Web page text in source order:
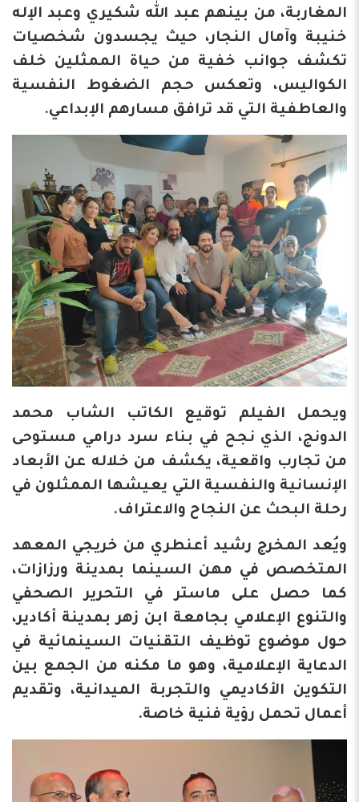
المغاربة، من بينهم عبد الله شكيري وعبد الإله
خنيبة وآمال النجار، حيث يجسدون شخصيات
تكشف جوانب خفية من حياة الممثلين خلف
الكواليس، وتعكس حجم الضغوط النفسية
والعاطفية التي قد ترافق مسارهم الإبداعي.
ويحمل الفيلم توقيع الكاتب الشاب محمد
الدونج، الذي نجح في بناء سرد درامي مستوحى
من تجارب واقعية، يكشف من خلاله عن الأبعاد
الإنسانية والنفسية التي يعيشها الممثلون في
رحلة البحث عن النجاح والاعتراف.
ويُعد المخرج رشيد أعنطري من خريجي المعهد
المتخصص في مهن السينما بمدينة ورزازات،
كما حصل على ماستر في التحرير الصحفي
والتنوع الإعلامي بجامعة ابن زهر بمدينة أكادير،
حول موضوع توظيف التقنيات السينمائية في
الدعاية الإعلامية، وهو ما مكنه من الجمع بين
التكوين الأكاديمي والتجربة الميدانية، وتقديم
أعمال تحمل رؤية فنية خاصة.